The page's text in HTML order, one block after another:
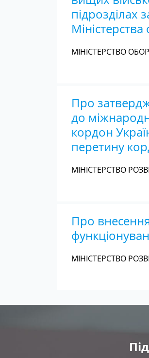
підрозділах
МІНІСТЕРСТВО
Про
до
кордон
перетину
МІНІСТЕРСТВО
Про
МІНІСТЕРСТВО